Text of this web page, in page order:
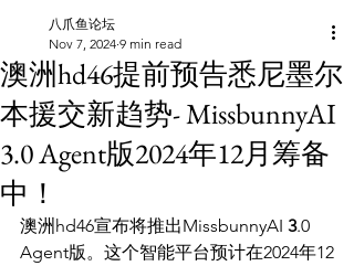
澳洲hd46提前预告悉尼墨尔
本援交新趋势- MissbunnyAI
3.0 Agent版2024年12月筹备
中！
八爪鱼论坛
Nov 7, 2024 9 min read
澳洲hd46宣布将推出MissbunnyAI 3.0
Agent版。这个智能平台预计在2024年12